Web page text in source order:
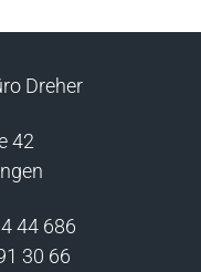
Dreher
42
44 686
30 66